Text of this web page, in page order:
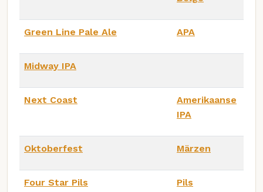
Green Line Pale Ale APA
Midway IPA
Next Coast
Amerikaanse
IPA
Oktoberfest Märzen
Four Star Pils Pils